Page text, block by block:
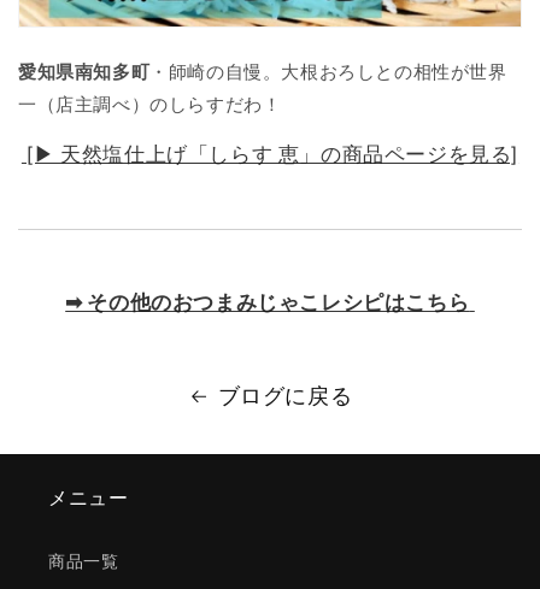
愛知県南知多町 ・師崎の自慢。大根おろしとの相性が世界
一（店主調べ）のしらすだわ！
[▶︎ 天然塩仕上げ「しらす 恵」の商品ページを見る]
➡ その他のおつまみじゃこレシピはこちら
ブログに戻る
メニュー
商品一覧